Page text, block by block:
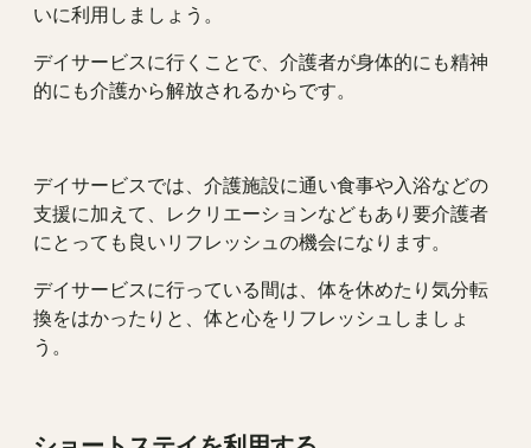
いに利用しましょう。
デイサービスに行くことで、介護者が身体的にも精神
的にも介護から解放されるからです。
デイサービスでは、介護施設に通い食事や入浴などの
支援に加えて、レクリエーションなどもあり要介護者
にとっても良いリフレッシュの機会になります。
デイサービスに行っている間は、体を休めたり気分転
換をはかったりと、体と心をリフレッシュしましょ
う。